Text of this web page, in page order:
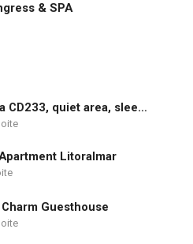
& SPA
Villa da Vinha CD233, quiet area, sleeps 10 - Clever Details
Litoralmar
Guesthouse